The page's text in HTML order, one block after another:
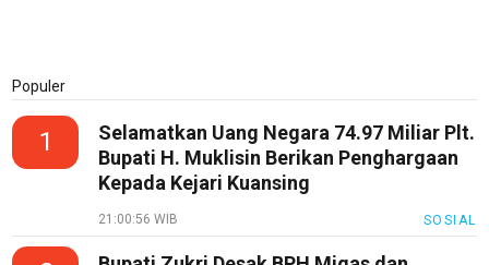
Populer
1
Selamatkan Uang Negara 74.97 Miliar Plt.
Bupati H. Muklisin Berikan Penghargaan
Kepada Kejari Kuansing
21:00:56 WIB SOSIAL